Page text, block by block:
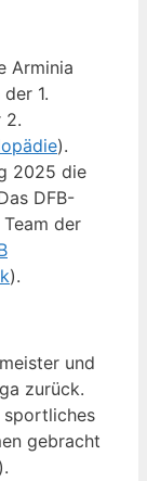
Arminia
1.
2.
).
2025 die
DFB-
der
).
und
zurück.
sportliches
gebracht
).